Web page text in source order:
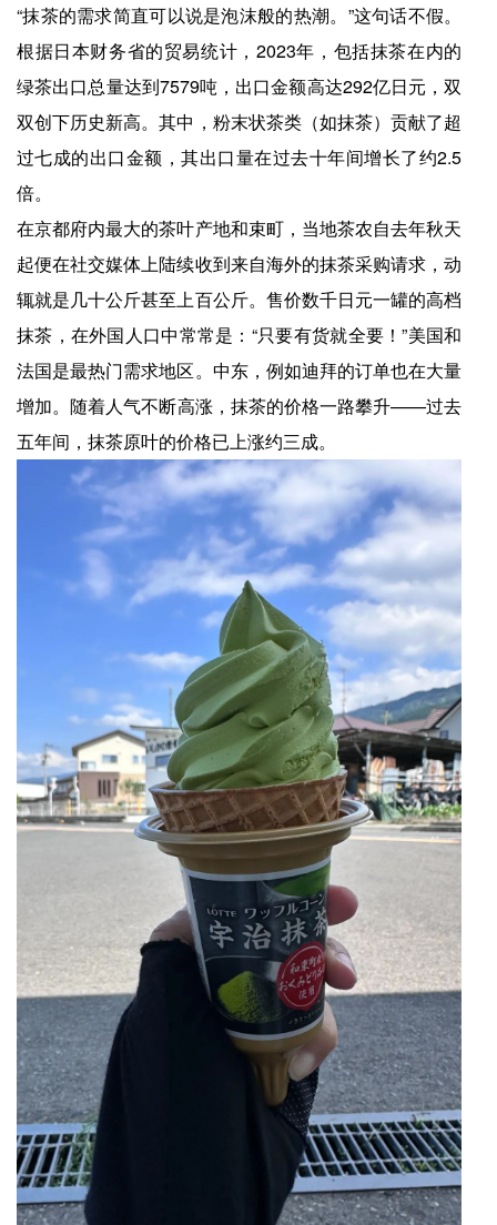
“抹茶的需求简直可以说是泡沫般的热潮。”这句话不假。
根据日本财务省的贸易统计，2023年，包括抹茶在内的
绿茶出口总量达到7579吨，出口金额高达292亿日元，双
双创下历史新高。其中，粉末状茶类（如抹茶）贡献了超
过七成的出口金额，其出口量在过去十年间增长了约2.5
倍。
在京都府内最大的茶叶产地和束町，当地茶农自去年秋天
起便在社交媒体上陆续收到来自海外的抹茶采购请求，动
辄就是几十公斤甚至上百公斤。售价数千日元一罐的高档
抹茶，在外国人口中常常是：“只要有货就全要！”美国和
法国是最热门需求地区。中东，例如迪拜的订单也在大量
增加。随着人气不断高涨，抹茶的价格一路攀升——过去
五年间，抹茶原叶的价格已上涨约三成。